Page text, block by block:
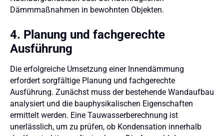
Dämmmaßnahmen in bewohnten Objekten.
4. Planung und fachgerechte
Ausführung
Die erfolgreiche Umsetzung einer Innendämmung
erfordert sorgfältige Planung und fachgerechte
Ausführung. Zunächst muss der bestehende Wandaufbau
analysiert und die bauphysikalischen Eigenschaften
ermittelt werden. Eine Tauwasserberechnung ist
unerlässlich, um zu prüfen, ob Kondensation innerhalb